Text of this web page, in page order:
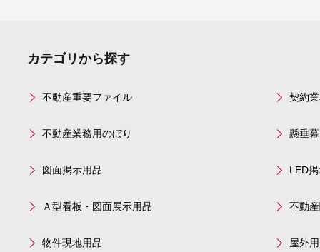
カテゴリから探す
不動産重要ファイル 契約
不動産業務用のぼり 懸垂
図面掲示用品 LED
Ａ型看板・図面展示用品 不動
物件現地用品 屋外